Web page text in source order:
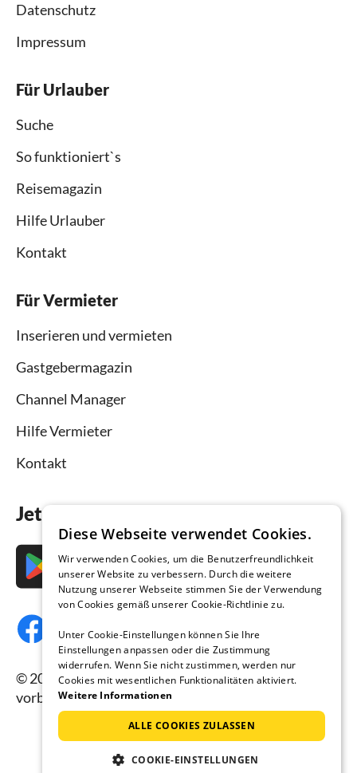
Datenschutz
Impressum
Für Urlauber
Suche
So funktioniert`s
Reisemagazin
Hilfe Urlauber
Kontakt
Für Vermieter
Inserieren und vermieten
Gastgebermagazin
Channel Manager
Hilfe Vermieter
Kontakt
Jetzt die App downloaden
© 2026 Ferienhausmiete.de, alle Rechte
vorbehalten.
Diese Webseite verwendet Cookies.
Wir verwenden Cookies, um die Benutzerfreundlichkeit
unserer Website zu verbessern. Durch die weitere
Nutzung unserer Webseite stimmen Sie der Verwendung
von Cookies gemäß unserer Cookie-Richtlinie zu.
Unter Cookie-Einstellungen können Sie Ihre
Einstellungen anpassen oder die Zustimmung
widerrufen. Wenn Sie nicht zustimmen, werden nur
Cookies mit wesentlichen Funktionalitäten aktiviert.
Weitere Informationen
ALLE COOKIES ZULASSEN
COOKIE-EINSTELLUNGEN